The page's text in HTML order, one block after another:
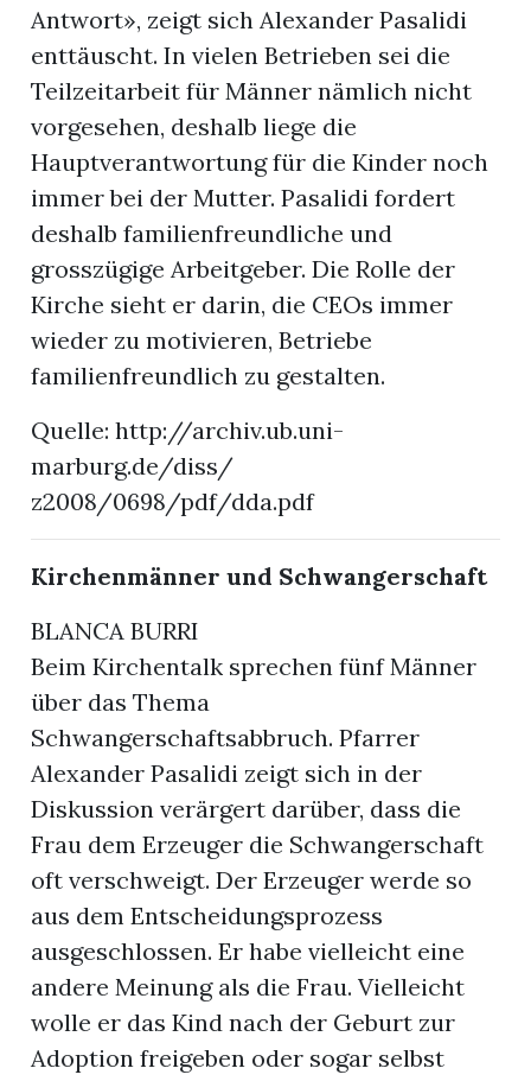
Antwort», zeigt sich Alexander Pasalidi
enttäuscht. In vielen Betrieben sei die
Teilzeitarbeit für Männer nämlich nicht
vorgesehen, deshalb liege die
Hauptverantwortung für die Kinder noch
immer bei der Mutter. Pasalidi fordert
deshalb familienfreundliche und
grosszügige Arbeitgeber. Die Rolle der
Kirche sieht er darin, die CEOs immer
wieder zu motivieren, Betriebe
familienfreundlich zu gestalten.
Quelle: http://archiv.ub.uni-
marburg.de/diss/
z2008/0698/pdf/dda.pdf
Kirchenmänner und Schwangerschaft
BLANCA BURRI
Beim Kirchentalk sprechen fünf Männer
über das Thema
Schwangerschaftsabbruch. Pfarrer
Alexander Pasalidi zeigt sich in der
Diskussion verärgert darüber, dass die
Frau dem Erzeuger die Schwangerschaft
oft verschweigt. Der Erzeuger werde so
aus dem Entscheidungsprozess
ausgeschlossen. Er habe vielleicht eine
andere Meinung als die Frau. Vielleicht
wolle er das Kind nach der Geburt zur
Adoption freigeben oder sogar selbst